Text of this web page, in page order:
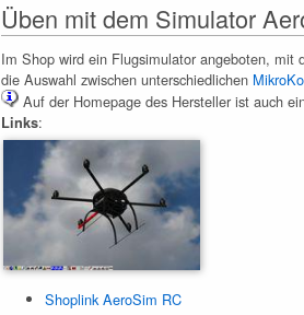
Üben mit dem Simulator
Im Shop wird ein Flugsimulator angeboten,
die Auswahl zwischen unterschiedlichen
Auf der Homepage des Hersteller ist auch
Links:
Shoplink AeroSim RC